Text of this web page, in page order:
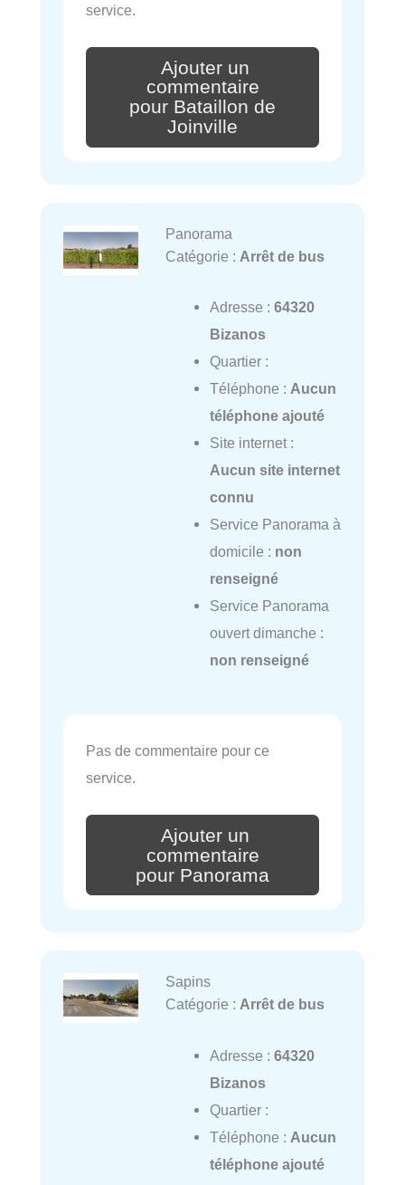
service.
Ajouter un
commentaire
pour Bataillon de
Joinville
Panorama
Catégorie : Arrêt de bus
Adresse : 64320
Bizanos
Quartier :
Téléphone : Aucun
téléphone ajouté
Site internet :
Aucun site internet
connu
Service Panorama à
domicile : non
renseigné
Service Panorama
ouvert dimanche :
non renseigné
Pas de commentaire pour ce
service.
Ajouter un
commentaire
pour Panorama
Sapins
Catégorie : Arrêt de bus
Adresse : 64320
Bizanos
Quartier :
Téléphone : Aucun
téléphone ajouté